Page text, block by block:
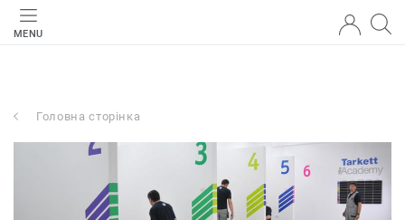
MENU
Головна сторінка